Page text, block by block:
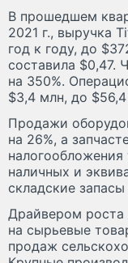
В прошедшем
2021 г., выручка
год к году, до
составила $0,47.
на 350%.
$3,4 млн, до
Продажи
на 26%, а
налогообложения
наличных и
складские
Драйвером роста
на сырьевые
продаж